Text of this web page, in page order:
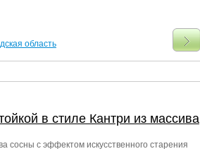
область
в стиле Кантри из массива
сосны с эффектом искусственного старения